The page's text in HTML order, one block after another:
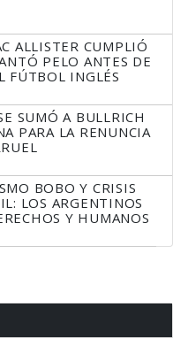
ALLISTER CUMPLIÓ
PELO ANTES DE
FÚTBOL INGLÉS
SUMÓ A BULLRICH
PARA LA RENUNCIA
BOBO Y CRISIS
LOS ARGENTINOS
Y HUMANOS